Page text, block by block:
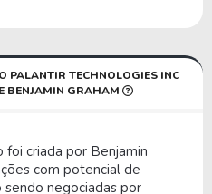
PALANTIR TECHNOLOGIES INC
BENJAMIN GRAHAM
criada por Benjamin
com potencial de
negociadas por